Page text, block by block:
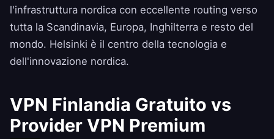
l'infrastruttura nordica con eccellente routing verso
tutta la Scandinavia, Europa, Inghilterra e resto del
mondo. Helsinki è il centro della tecnologia e
dell'innovazione nordica.
VPN Finlandia Gratuito vs
Provider VPN Premium